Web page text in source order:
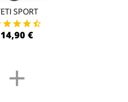
SPORT
14,90 €
+